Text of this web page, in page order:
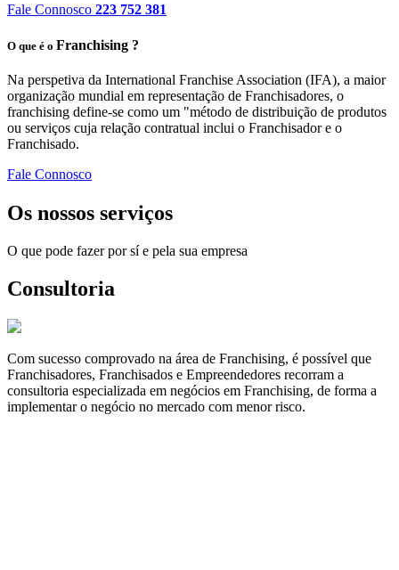
Fale Connosco 223 752 381
O que é o Franchising ?
Na perspetiva da International Franchise Association (IFA), a maior
organização mundial em representação de Franchisadores, o
franchising define-se como um "método de distribuição de produtos
ou serviços cuja relação contratual inclui o Franchisador e o
Franchisado.
Fale Connosco
Os nossos serviços
O que pode fazer por sí e pela sua empresa
Consultoria
Com sucesso comprovado na área de Franchising, é possível que
Franchisadores, Franchisados e Empreendedores recorram a
consultoria especializada em negócios em Franchising, de forma a
implementar o negócio no mercado com menor risco.